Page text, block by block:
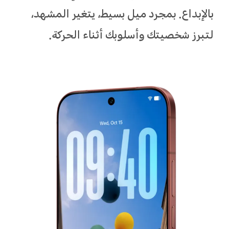
بالإبداع. بمجرد ميل بسيط، يتغير المشهد،
لتبرز شخصيتك وأسلوبك أثناء الحركة.